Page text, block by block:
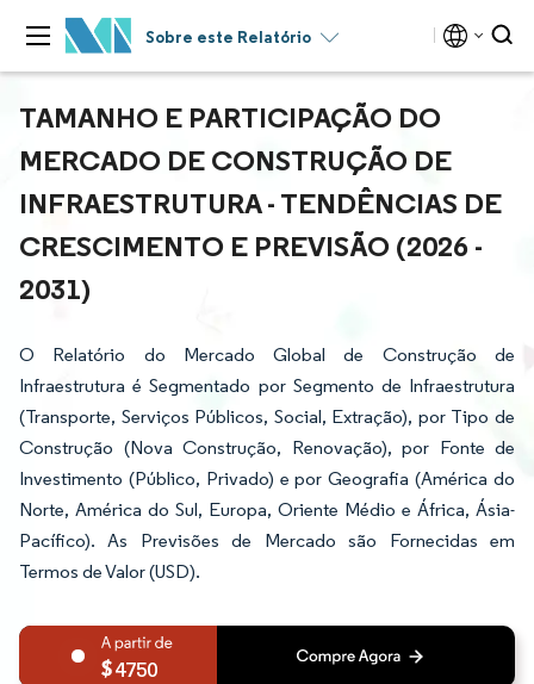
Sobre este Relatório
TAMANHO E PARTICIPAÇÃO DO
MERCADO DE CONSTRUÇÃO DE
INFRAESTRUTURA - TENDÊNCIAS DE
CRESCIMENTO E PREVISÃO (2026 -
2031)
O Relatório do Mercado Global de Construção de
Infraestrutura é Segmentado por Segmento de Infraestrutura
(Transporte, Serviços Públicos, Social, Extração), por Tipo de
Construção (Nova Construção, Renovação), por Fonte de
Investimento (Público, Privado) e por Geografia (América do
Norte, América do Sul, Europa, Oriente Médio e África, Ásia-
Pacífico). As Previsões de Mercado são Fornecidas em
Termos de Valor (USD).
4750